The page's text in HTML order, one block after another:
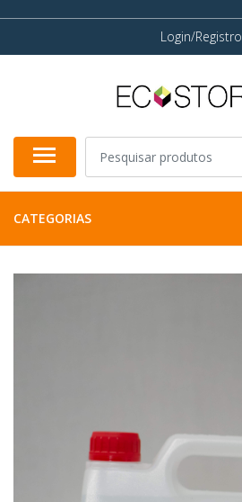
Login/Registro
CATEGORIAS